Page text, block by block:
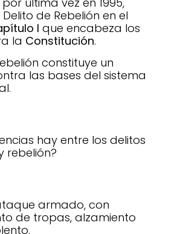
de Rebelión en el
I que encabeza los
la Constitución.
constituye un
las bases del sistema
.
armado, con
de tropas, alzamiento